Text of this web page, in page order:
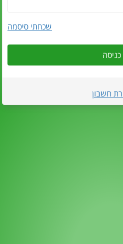
שכחתי סיסמה
כניסה
חשבון